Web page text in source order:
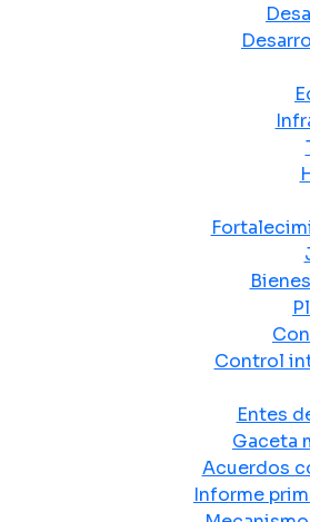
Control
Entes
Gaceta
Acuerdos
Informe